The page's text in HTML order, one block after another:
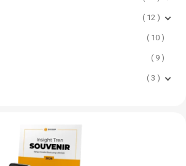
12
10
9
3